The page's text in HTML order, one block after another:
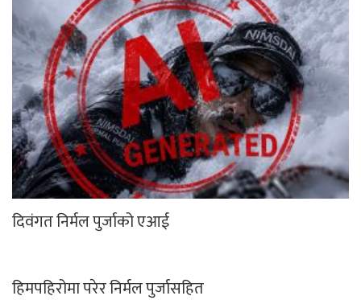
वडा सदस्य गुरुङको निधन